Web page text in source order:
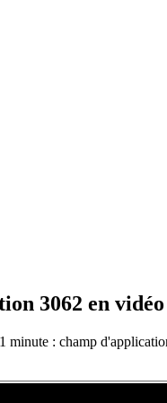
3062 en vidéo
minute : champ